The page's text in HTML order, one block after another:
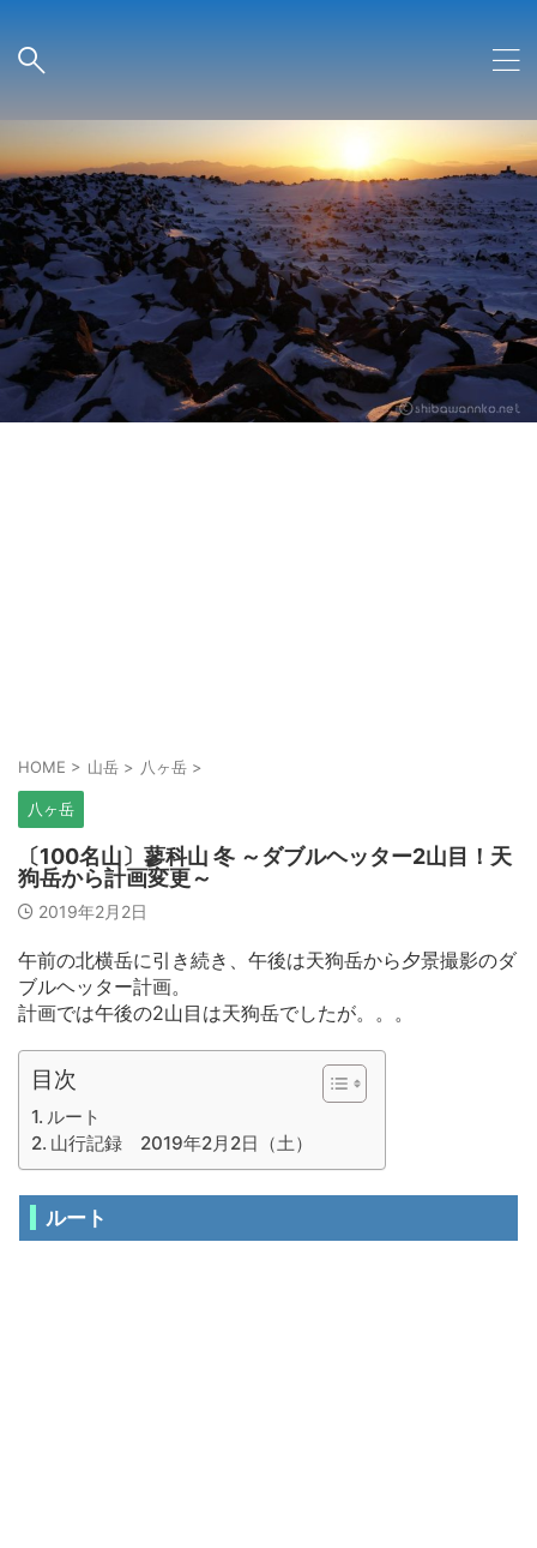
HOME > 山岳 > 八ヶ岳 >
八ヶ岳
〔100名山〕蓼科山 冬 ～ダブルヘッター2山目！天
狗岳から計画変更～
2019年2月2日
午前の北横岳に引き続き、午後は天狗岳から夕景撮影のダ
ブルヘッター計画。
計画では午後の2山目は天狗岳でしたが。。。
目次
ルート
山行記録 2019年2月2日（土）
ルート